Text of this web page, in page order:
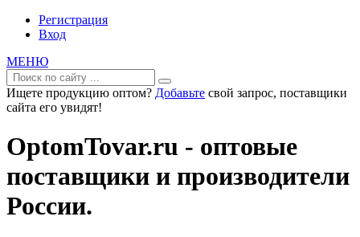
Регистрация
Вход
МЕНЮ
Ищете продукцию оптом? Добавьте свой запрос, поставщики
сайта его увидят!
OptomTovar.ru - оптовые
поставщики и производители
России.